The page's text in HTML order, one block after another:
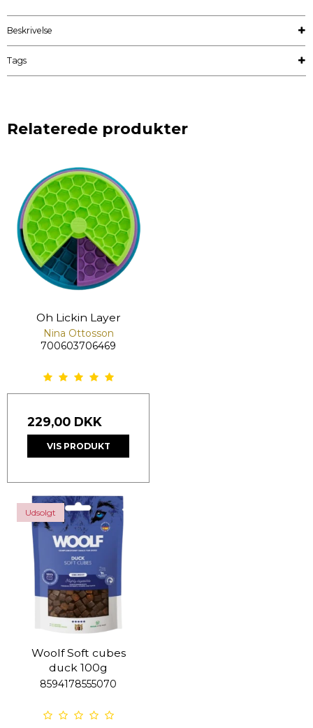
Beskrivelse
Tags
Relaterede produkter
Oh Lickin Layer
Nina Ottosson
700603706469
229,00 DKK
VIS PRODUKT
Udsolgt
Woolf Soft cubes
duck 100g
8594178555070